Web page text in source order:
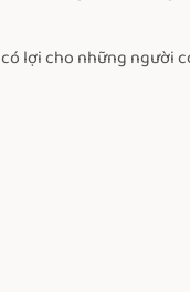
lợi cho những người